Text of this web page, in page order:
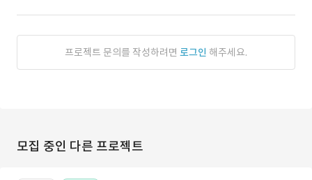
프로젝트 문의를 작성하려면 로그인 해주세요.
모집 중인 다른 프로젝트